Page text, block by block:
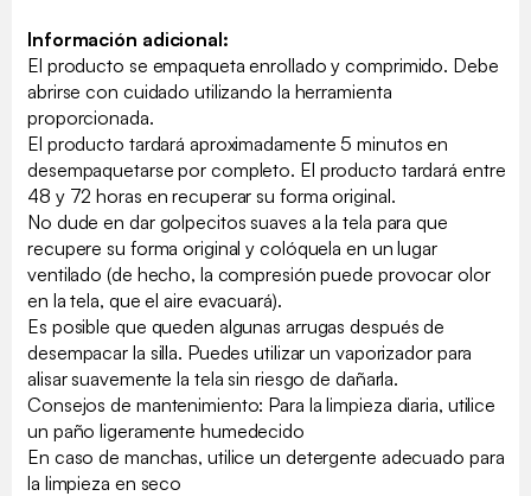
Información adicional:
El producto se empaqueta enrollado y comprimido. Debe
abrirse con cuidado utilizando la herramienta
proporcionada.
El producto tardará aproximadamente 5 minutos en
desempaquetarse por completo. El producto tardará entre
48 y 72 horas en recuperar su forma original.
No dude en dar golpecitos suaves a la tela para que
recupere su forma original y colóquela en un lugar
ventilado (de hecho, la compresión puede provocar olor
en la tela, que el aire evacuará).
Es posible que queden algunas arrugas después de
desempacar la silla. Puedes utilizar un vaporizador para
alisar suavemente la tela sin riesgo de dañarla.
Consejos de mantenimiento: Para la limpieza diaria, utilice
un paño ligeramente humedecido
En caso de manchas, utilice un detergente adecuado para
la limpieza en seco